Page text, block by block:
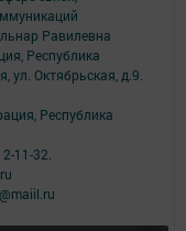
Равилевна
Республика
ул. Октябрьская, д.9.
Республика
11-32.